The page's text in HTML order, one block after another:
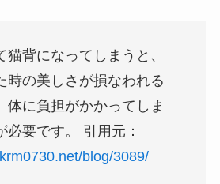
猫背になってしまうと、
時の美しさが損なわれる
体に負担がかかってしま
必要です。 引用元：
blog/3089/